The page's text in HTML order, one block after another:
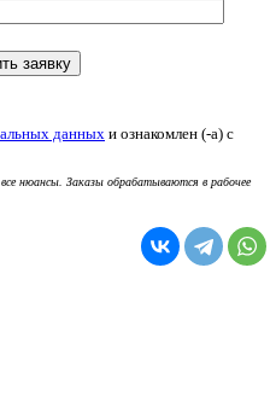
данных и ознакомлен (-а) c
нюансы. Заказы обрабатываются в рабочее